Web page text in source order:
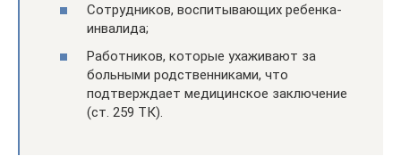
Сотрудников, воспитывающих ребенка-
инвалида;
Работников, которые ухаживают за
больными родственниками, что
подтверждает медицинское заключение
(ст. 259 ТК).